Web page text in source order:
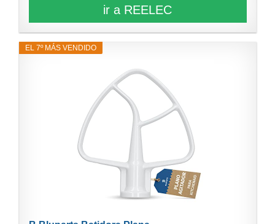
ir a REELEC
EL 7º MÁS VENDIDO